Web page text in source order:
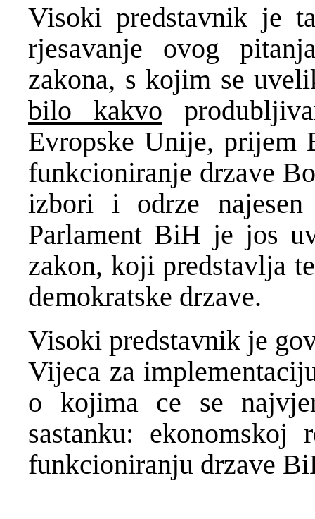
Visoki predstavnik je
rjesavanje ovog
zakona, s kojim se
bilo kakvo
Evropske Unije, prijem
funkcioniranje drzave
izbori i odrze najesen
Parlament BiH je jos
zakon, koji predstavlja
demokratske drzave.
Visoki predstavnik je
Vijeca za
o kojima ce se
sastanku:
funkcioniranju drzave